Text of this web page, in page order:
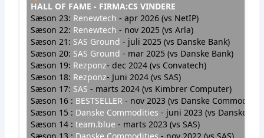
HALL OF FAME - FIRMA:CS VINDERE
Sæson 23: Renewtech - apr 2026 (vs NetIP)
Sæson 22: Renewtech - nov 2025 (vs Arla)
Sæson 21: SAS Ground - juli 2025 (vs Danske Bank)
Sæson 20: SAS Ground - mar 2025 (vs Danske Bank)
Sæson 19: Rezponz- dec 2024 (vs Convatech)
Sæson 18: Rezponz- Juni 2024 (vs SAS)
Sæson 17: SAS - marts 2024 (vs Kimbrer Computer)
Sæson 16 : BESTSELLER - nov 2023 (vs Danske
Sæson 15 : Danske Commodities - juni 2023 (vs Danske
Sæson 14 : team.blue - marts 2023 (vs SAS)